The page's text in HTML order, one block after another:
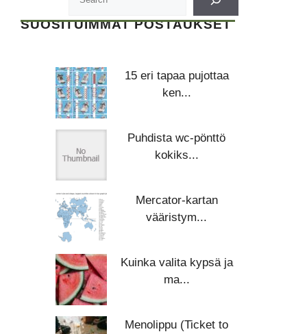
SUOSITUIMMAT POSTAUKSET
15 eri tapaa pujottaa
ken...
Puhdista wc-pönttö
kokiks...
Mercator-kartan
vääristym...
Kuinka valita kypsä ja
ma...
Menolippu (Ticket to